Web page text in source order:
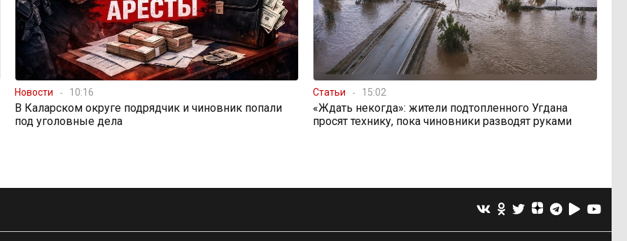
Новости 10:16
В Каларском округе подрядчик и чиновник попали
под уголовные дела
Статьи 15:02
«Ждать некогда»: жители подтопленного Угдана
просят технику, пока чиновники разводят руками